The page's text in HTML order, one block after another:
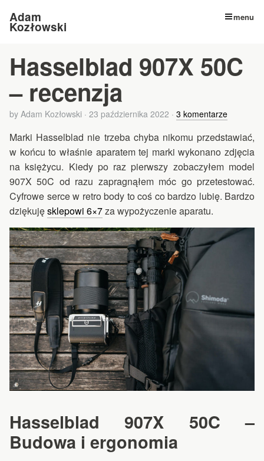
Adam
Kozłowski
menu
Hasselblad 907X 50C
– recenzja
by Adam Kozłowski · 23 października 2022 · 3 komentarze
Marki Hasselblad nie trzeba chyba nikomu przedstawiać,
w końcu to właśnie aparatem tej marki wykonano zdjęcia
na księżycu. Kiedy po raz pierwszy zobaczyłem model
907X 50C od razu zapragnąłem móc go przetestować.
Cyfrowe serce w retro body to coś co bardzo lubię. Bardzo
dziękujęsklepowi 6×7za wypożyczenie aparatu.
Hasselblad 907X 50C –
Budowa i ergonomia